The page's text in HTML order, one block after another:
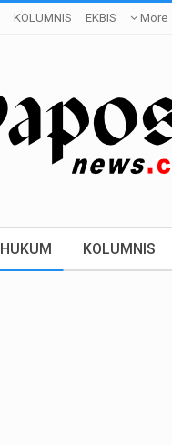
KOLUMNIS EKBIS More
HUKUM KOLUMNIS